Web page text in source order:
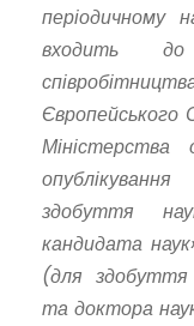
періодичному
входить до
Європейського
здобуття
кандидата
(для здобуття
та доктора